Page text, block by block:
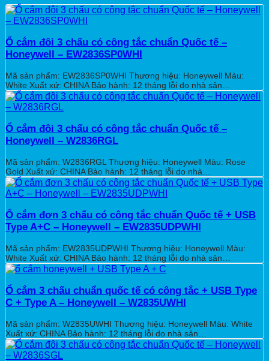
Ổ cắm đôi 3 chấu có công tắc chuẩn Quốc tế –
Honeywell – EW2836SP0WHI
Mã sản phẩm: EW2836SP0WHI Thương hiệu: Honeywell Màu:
White Xuất xứ: CHINA Bảo hành: 12 tháng lỗi do nhà sản…
Ổ cắm đôi 3 chấu có công tắc chuẩn Quốc tế –
Honeywell – W2836RGL
Mã sản phẩm: W2836RGL Thương hiệu: Honeywell Màu: Rose
Gold Xuất xứ: CHINA Bảo hành: 12 tháng lỗi do nhà…
Ổ cắm đơn 3 chấu có công tắc chuẩn Quốc tế + USB
Type A+C – Honeywell – EW2835UDPWHI
Mã sản phẩm: EW2835UDPWHI Thương hiệu: Honeywell Màu:
White Xuất xứ: CHINA Bảo hành: 12 tháng lỗi do nhà sản…
Ổ cắm 3 chấu chuẩn quốc tế có công tắc + USB Type
C + Type A – Honeywell – W2835UWHI
Mã sản phẩm: W2835UWHI Thương hiệu: Honeywell Màu: White
Xuất xứ: CHINA Bảo hành: 12 tháng lỗi do nhà sản…